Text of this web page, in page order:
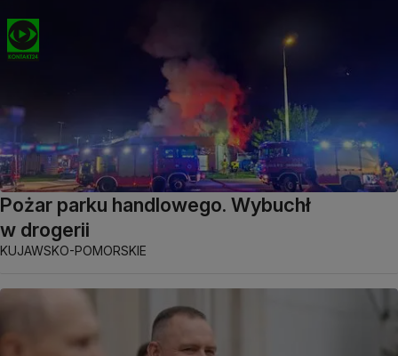
Pożar parku handlowego. Wybuchł
w drogerii
KUJAWSKO-POMORSKIE